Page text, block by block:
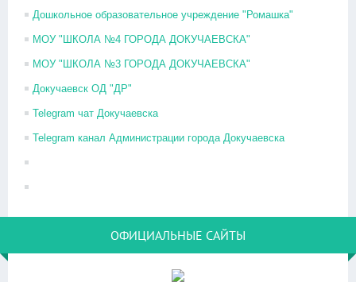
Дошкольное образовательное учреждение "Ромашка"
МОУ "ШКОЛА №4 ГОРОДА ДОКУЧАЕВСКА"
МОУ "ШКОЛА №3 ГОРОДА ДОКУЧАЕВСКА"
Докучаевск ОД "ДР"
Telegram чат Докучаевска
Telegram канал Администрации города Докучаевска
ОФИЦИАЛЬНЫЕ САЙТЫ